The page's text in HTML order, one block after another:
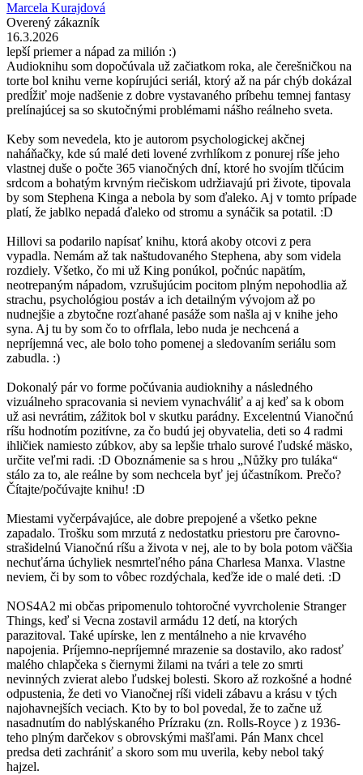
Marcela Kurajdová
Overený zákazník
16.3.2026
lepší priemer a nápad za milión :)
Audioknihu som dopočúvala už začiatkom roka, ale čerešničkou na
torte bol knihu verne kopírujúci seriál, ktorý až na pár chýb dokázal
predĺžiť moje nadšenie z dobre vystavaného príbehu temnej fantasy
prelínajúcej sa so skutočnými problémami nášho reálneho sveta.
Keby som nevedela, kto je autorom psychologickej akčnej
naháňačky, kde sú malé deti lovené zvrhlíkom z ponurej ríše jeho
vlastnej duše o počte 365 vianočných dní, ktoré ho svojím tlčúcim
srdcom a bohatým krvným riečiskom udržiavajú pri živote, tipovala
by som Stephena Kinga a nebola by som ďaleko. Aj v tomto prípade
platí, že jablko nepadá ďaleko od stromu a synáčik sa potatil. :D
Hillovi sa podarilo napísať knihu, ktorá akoby otcovi z pera
vypadla. Nemám až tak naštudovaného Stephena, aby som videla
rozdiely. Všetko, čo mi už King ponúkol, počnúc napätím,
neotrepaným nápadom, vzrušujúcim pocitom plným nepohodlia až
strachu, psychológiou postáv a ich detailným vývojom až po
nudnejšie a zbytočne rozťahané pasáže som našla aj v knihe jeho
syna. Aj tu by som čo to ofrflala, lebo nuda je nechcená a
nepríjemná vec, ale bolo toho pomenej a sledovaním seriálu som
zabudla. :)
Dokonalý pár vo forme počúvania audioknihy a následného
vizuálneho spracovania si neviem vynachváliť a aj keď sa k obom
už asi nevrátim, zážitok bol v skutku parádny. Excelentnú Vianočnú
ríšu hodnotím pozitívne, za čo budú jej obyvatelia, deti so 4 radmi
ihličiek namiesto zúbkov, aby sa lepšie trhalo surové ľudské mäsko,
určite veľmi radi. :D Oboznámenie sa s hrou „Nůžky pro tuláka“
stálo za to, ale reálne by som nechcela byť jej účastníkom. Prečo?
Čítajte/počúvajte knihu! :D
Miestami vyčerpávajúce, ale dobre prepojené a všetko pekne
zapadalo. Trošku som mrzutá z nedostatku priestoru pre čarovno-
strašidelnú Vianočnú ríšu a života v nej, ale to by bola potom väčšia
nechuťárna úchyliek nesmrteľného pána Charlesa Manxa. Vlastne
neviem, či by som to vôbec rozdýchala, keďže ide o malé deti. :D
NOS4A2 mi občas pripomenulo tohtoročné vyvrcholenie Stranger
Things, keď si Vecna zostavil armádu 12 detí, na ktorých
parazitoval. Také upírske, len z mentálneho a nie krvavého
napojenia. Príjemno-nepríjemné mrazenie sa dostavilo, ako radosť
malého chlapčeka s čiernymi žilami na tvári a tele zo smrti
nevinných zvierat alebo ľudskej bolesti. Skoro až rozkošné a hodné
odpustenia, že deti vo Vianočnej ríši videli zábavu a krásu v tých
najohavnejších veciach. Kto by to bol povedal, že to začne už
nasadnutím do nablýskaného Prízraku (zn. Rolls-Royce ) z 1936-
teho plným darčekov s obrovskými mašľami. Pán Manx chcel
predsa deti zachrániť a skoro som mu uverila, keby nebol taký
hajzel.